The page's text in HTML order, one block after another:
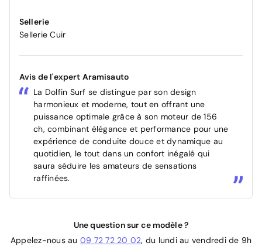
Sellerie
Sellerie Cuir
Avis de l'expert Aramisauto
La Dolfin Surf se distingue par son design
harmonieux et moderne, tout en offrant une
puissance optimale grâce à son moteur de 156
ch, combinant élégance et performance pour une
expérience de conduite douce et dynamique au
quotidien, le tout dans un confort inégalé qui
saura séduire les amateurs de sensations
raffinées.
Une question sur ce modèle ?
Appelez-nous au 09 72 72 20 02, du lundi au vendredi de 9h